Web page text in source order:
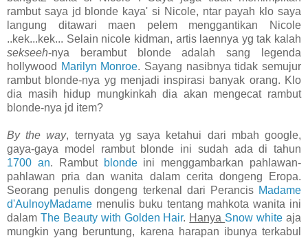
rambut saya jd blonde kaya' si Nicole, ntar payah klo saya
langung ditawari maen pelem menggantikan Nicole
..kek...kek... Selain nicole kidman, artis laennya yg tak kalah
sekseeh-nya berambut blonde adalah sang legenda
hollywood Marilyn Monroe. Sayang nasibnya tidak semujur
rambut blonde-nya yg menjadi inspirasi banyak orang. Klo
dia masih hidup mungkinkah dia akan mengecat rambut
blonde-nya jd item?
By the way, ternyata yg saya ketahui dari mbah google,
gaya-gaya model rambut blonde ini sudah ada di tahun
1700 an. Rambut blondeini menggambarkan pahlawan-
pahlawan pria dan wanita dalam cerita dongeng Eropa.
Seorang penulis dongeng terkenal dari Perancis Madame
d'AulnoyMadame menulis buku tentang mahkota wanita ini
dalam The Beauty with Golden Hair. Hanya Snow white aja
mungkin yang beruntung, karena harapan ibunya terkabul